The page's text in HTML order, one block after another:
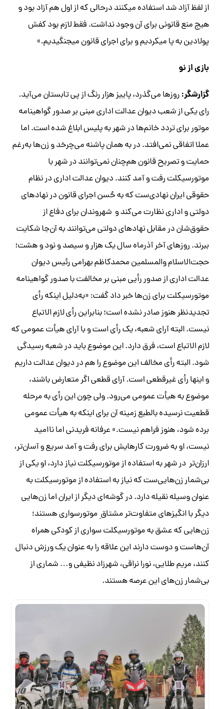
از لفظ آزاد شد استفاده می­کنند درحالی که از اول هم آزاد بود و
هیج منع قانونی برای آن وجود نداشت. فقط لازم بود کفش
پولادین به پا می­کردیم و برای اجرای قانون می­جنگیدیم.»
بازی از نو
گزارشگر:روز‌ها می‌گذرد، پاییز هزار رنگ از پی تابستان می‌آید.
رای یکی از شعب دیوان عدالت اداری مبنی بر صدور گواهینامه
موتور برای تردد خانم‌ها در شهر به پلیس ابلاغ شده است. اما
عملا اتفاقی نمی‌افتد. در به همان پاشنه می‌چرخد و زن‌ها به‌رغم
حمایت و تصریح قانون هم‌چنان نمی‌توانند در شهر با
موتورسیکلت رفت و آمد کنند. دیوان عدالت اداری در نظام
حقوقی ایران نهادی‌ست که به حُسن اجرای قانون در نهاد‌های
دولتی و اداری نظارت می‌کند و شهروندان برای دفاع از
حقوق‌شان در مقابل نهاد‌های دولتی می‌توانند به آن‌جا شکایت
ببرند. روز‌های آخر آذر‌ماه سال یک هزار و سیصد و نود و هشت؛
حجت‌الاسلام والمسلمین محمدکاظم بهرامی رئیس دیوان
عدالت اداری از صدور رأیی مبنی بر مخالفت با صدور گواهینامه
موتورسیکلت برای ‌زن‌ها خبر داد گفت: «به‌دلیل اینکه رأی
تجدیدنظر هنوز صادر نشده است؛ بنابراین رأی لازم الاتباع
نیست. البته آرای شعبه، یک رأی است و با آرای هیأت عمومی که
لازم الاتباع است، فرق دارد. این موضوع باید در شعبه رسیدگی
شود. البته رأی مخالف این موضوع را هم در دیوان عدالت داریم
و اینها رأی غیرقطعی است. آرای قطعی اگر متعارض باشند،
موضوع به هیأت عمومی می‌رود. ولی چون این رأی به مرحله
قطعیت نرسیده بالطبع زمینه آن برای اینکه به هیأت عمومی
برده شود، هنوز فراهم نیست.» عرفانه فریدنی اما ناامید
نیست، او به ضرورت کار‌هایش برای رفت و آمد سریع و آسان‌تر،
ارزان‌تر در شهر به استفاده از موتورسیکلت نیاز دارد، او یکی از
بی‌شمار زن‌هایی‌ست که نیاز به استفاده از موتورسیکلت به
عنوان وسیله نقیله دارد. در گوشه‌ای دیگر از ایران اما زن‌هایی
دیگر با انگیز‌های متفاوت‌تر مشتاق ِ موتورسواری هستند؛
زن‌هایی که عشق به موتورسیکلت سواری از کودکی همراه
آن‌هاست و دوست دارند این علاقه را به عنوان یک ورزش دنبال
کنند، مریم طلایی، نورا نراقی، شهرزاد نظیفی و… شماری از
بی‌شمار زن‌های این عرصه هستند.